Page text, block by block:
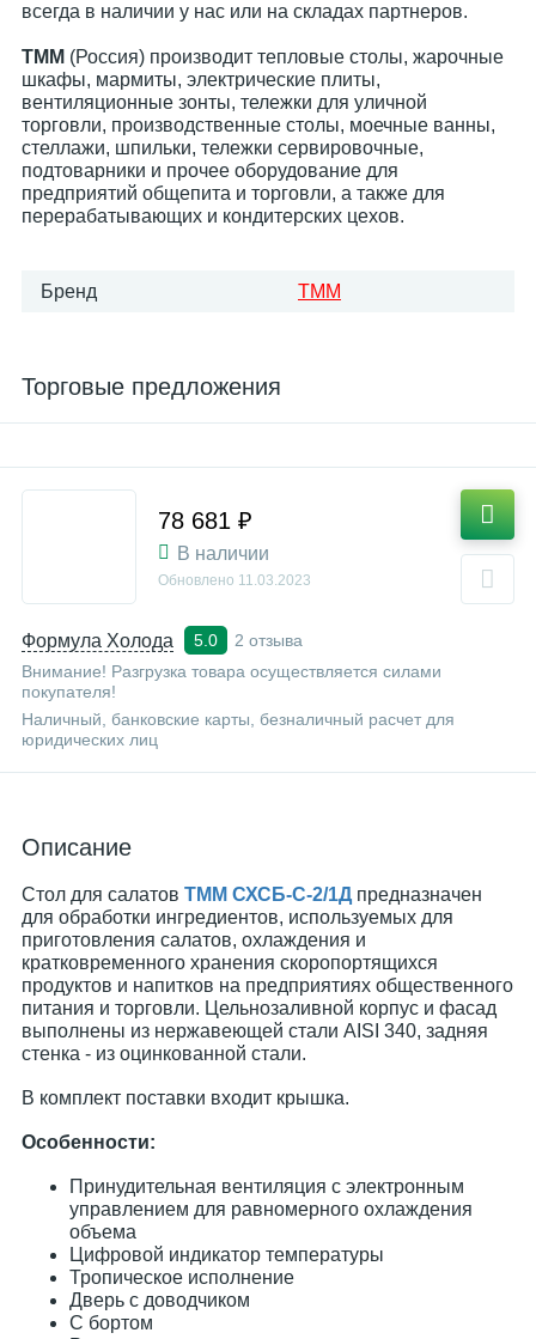
всегда в наличии у нас или на складах партнеров.
ТММ (Россия) производит тепловые столы, жарочные
шкафы, мармиты, электрические плиты,
вентиляционные зонты, тележки для уличной
торговли, производственные столы, моечные ванны,
стеллажи, шпильки, тележки сервировочные,
подтоварники и прочее оборудование для
предприятий общепита и торговли, а также для
перерабатывающих и кондитерских цехов.
Бренд ТММ
Торговые предложения
Формула Холода 5.0
2 отзыва
Внимание! Разгрузка товара осуществляется силами
покупателя!
Наличный, банковские карты, безналичный расчет для
юридических лиц
78 681 ₽
В наличии
Обновлено 11.03.2023
Описание
Стол для салатов ТММ СХСБ-С-2/1Д предназначен
для обработки ингредиентов, используемых для
приготовления салатов, охлаждения и
кратковременного хранения скоропортящихся
продуктов и напитков на предприятиях общественного
питания и торговли. Цельнозаливной корпус и фасад
выполнены из нержавеющей стали AISI 340, задняя
стенка - из оцинкованной стали.
В комплект поставки входит крышка.
Особенности:
Принудительная вентиляция с электронным
управлением для равномерного охлаждения
объема
Цифровой индикатор температуры
Тропическое исполнение
Дверь с доводчиком
С бортом